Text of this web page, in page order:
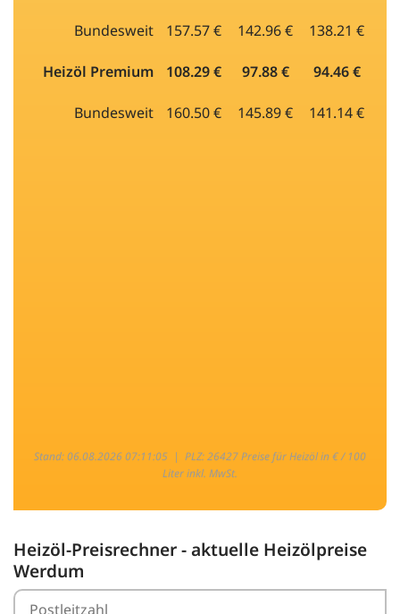
Bundesweit 157.57 € 142.96 € 138.21 €
Heizöl Premium 108.29 € 97.88 € 94.46 €
Bundesweit 160.50 € 145.89 € 141.14 €
Stand: 06.08.2026 07:11:05 | PLZ: 26427 Preise für Heizöl in € / 100
Liter inkl. MwSt.
Heizöl-Preisrechner - aktuelle Heizölpreise
Werdum